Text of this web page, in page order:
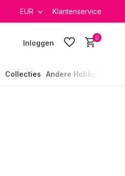
GRATIS verzending in heel
EUR Klantenservice
Inloggen
0
Collecties Andere Hobby's